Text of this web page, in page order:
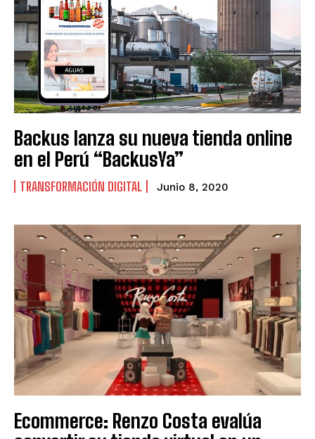
Backus lanza su nueva tienda online
en el Perú “BackusYa”
TRANSFORMACIÓN DIGITAL Junio 8, 2020
Ecommerce: Renzo Costa evalúa